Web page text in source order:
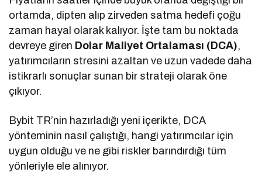
ortamda, dipten alıp zirveden satma hedefi çoğu
zaman hayal olarak kalıyor. İşte tam bu noktada
devreye giren Dolar Maliyet Ortalaması (DCA),
yatırımcıların stresini azaltan ve uzun vadede daha
istikrarlı sonuçlar sunan bir strateji olarak öne
çıkıyor.
Bybit TR’nin hazırladığı yeni içerikte, DCA
yönteminin nasıl çalıştığı, hangi yatırımcılar için
uygun olduğu ve ne gibi riskler barındırdığı tüm
yönleriyle ele alınıyor.